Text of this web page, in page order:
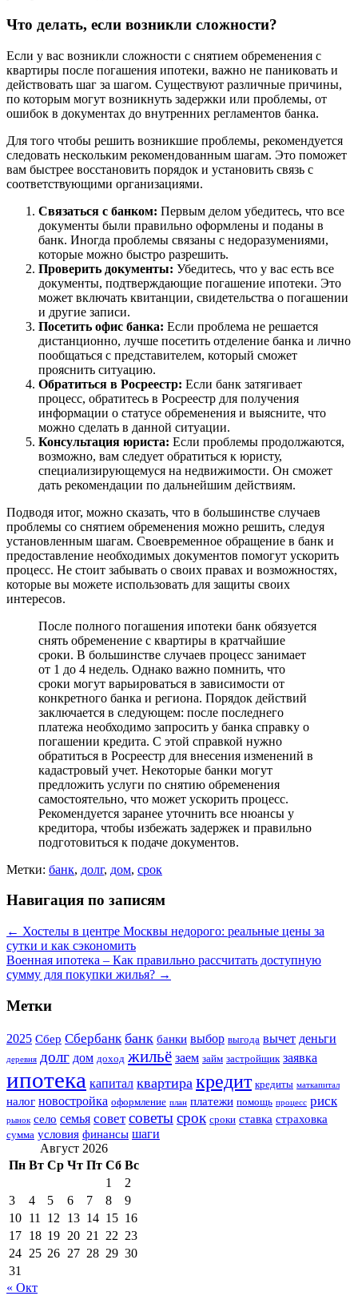
Что делать, если возникли сложности?
Если у вас возникли сложности с снятием обременения с
квартиры после погашения ипотеки, важно не паниковать и
действовать шаг за шагом. Существуют различные причины,
по которым могут возникнуть задержки или проблемы, от
ошибок в документах до внутренних регламентов банка.
Для того чтобы решить возникшие проблемы, рекомендуется
следовать нескольким рекомендованным шагам. Это поможет
вам быстрее восстановить порядок и установить связь с
соответствующими организациями.
Связаться с банком: Первым делом убедитесь, что все
документы были правильно оформлены и поданы в
банк. Иногда проблемы связаны с недоразумениями,
которые можно быстро разрешить.
Проверить документы: Убедитесь, что у вас есть все
документы, подтверждающие погашение ипотеки. Это
может включать квитанции, свидетельства о погашении
и другие записи.
Посетить офис банка: Если проблема не решается
дистанционно, лучше посетить отделение банка и лично
пообщаться с представителем, который сможет
прояснить ситуацию.
Обратиться в Росреестр: Если банк затягивает
процесс, обратитесь в Росреестр для получения
информации о статусе обременения и выясните, что
можно сделать в данной ситуации.
Консультация юриста: Если проблемы продолжаются,
возможно, вам следует обратиться к юристу,
специализирующемуся на недвижимости. Он сможет
дать рекомендации по дальнейшим действиям.
Подводя итог, можно сказать, что в большинстве случаев
проблемы со снятием обременения можно решить, следуя
установленным шагам. Своевременное обращение в банк и
предоставление необходимых документов помогут ускорить
процесс. Не стоит забывать о своих правах и возможностях,
которые вы можете использовать для защиты своих
интересов.
После полного погашения ипотеки банк обязуется
снять обременение с квартиры в кратчайшие
сроки. В большинстве случаев процесс занимает
от 1 до 4 недель. Однако важно помнить, что
сроки могут варьироваться в зависимости от
конкретного банка и региона. Порядок действий
заключается в следующем: после последнего
платежа необходимо запросить у банка справку о
погашении кредита. С этой справкой нужно
обратиться в Росреестр для внесения изменений в
кадастровый учет. Некоторые банки могут
предложить услуги по снятию обременения
самостоятельно, что может ускорить процесс.
Рекомендуется заранее уточнить все нюансы у
кредитора, чтобы избежать задержек и правильно
подготовиться к подаче документов.
Метки: банк, долг, дом, срок
Навигация по записям
← Хостелы в центре Москвы недорого: реальные цены за
сутки и как сэкономить
Военная ипотека – Как правильно рассчитать доступную
сумму для покупки жилья? →
Метки
2025 Сбер Сбербанк банк банки выбор выгода вычет деньги
деревня долг дом доход жильё заем займ застройщик заявка
ипотека капитал квартира кредит кредиты маткапитал
налог новостройка оформление план платежи помощь процесс риск
рынок село семья совет советысрок сроки ставка страховка
сумма условия финансы шаги
Август 2026
Пн Вт Ср Чт Пт Сб Вс
1
2
3
4 5 6 7 8
9
10 11 12 13 14 15 16
17 18 19 20 21 22 23
24 25 26 27 28 29 30
31
« Окт